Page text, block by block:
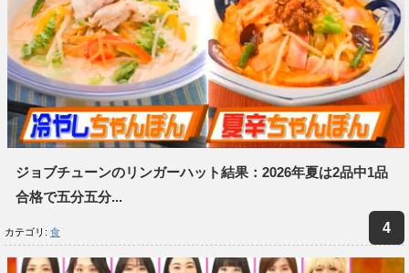
ジョブチューンのリンガーハット結果：2026年夏は2品中1品
合格で五分五分...
カテゴリ: 食